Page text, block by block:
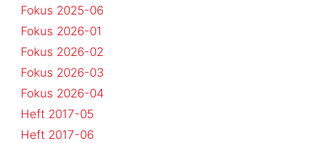
Fokus 2025-06
Fokus 2026-01
Fokus 2026-02
Fokus 2026-03
Fokus 2026-04
Heft 2017-05
Heft 2017-06